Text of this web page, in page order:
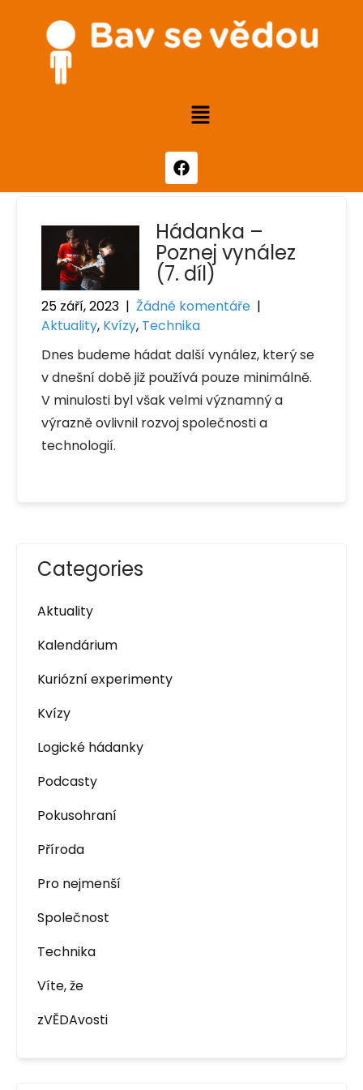
Hádanka –
Poznej vynález
(7. díl)
25 září, 2023 | Žádné komentáře |
Aktuality, Kvízy, Technika
Dnes budeme hádat další vynález, který se
v dnešní době již používá pouze minimálně.
V minulosti byl však velmi významný a
výrazně ovlivnil rozvoj společnosti a
technologií.
Categories
Aktuality
Kalendárium
Kuriózní experimenty
Kvízy
Logické hádanky
Podcasty
Pokusohraní
Příroda
Pro nejmenší
Společnost
Technika
Víte, že
zVĚDAvosti